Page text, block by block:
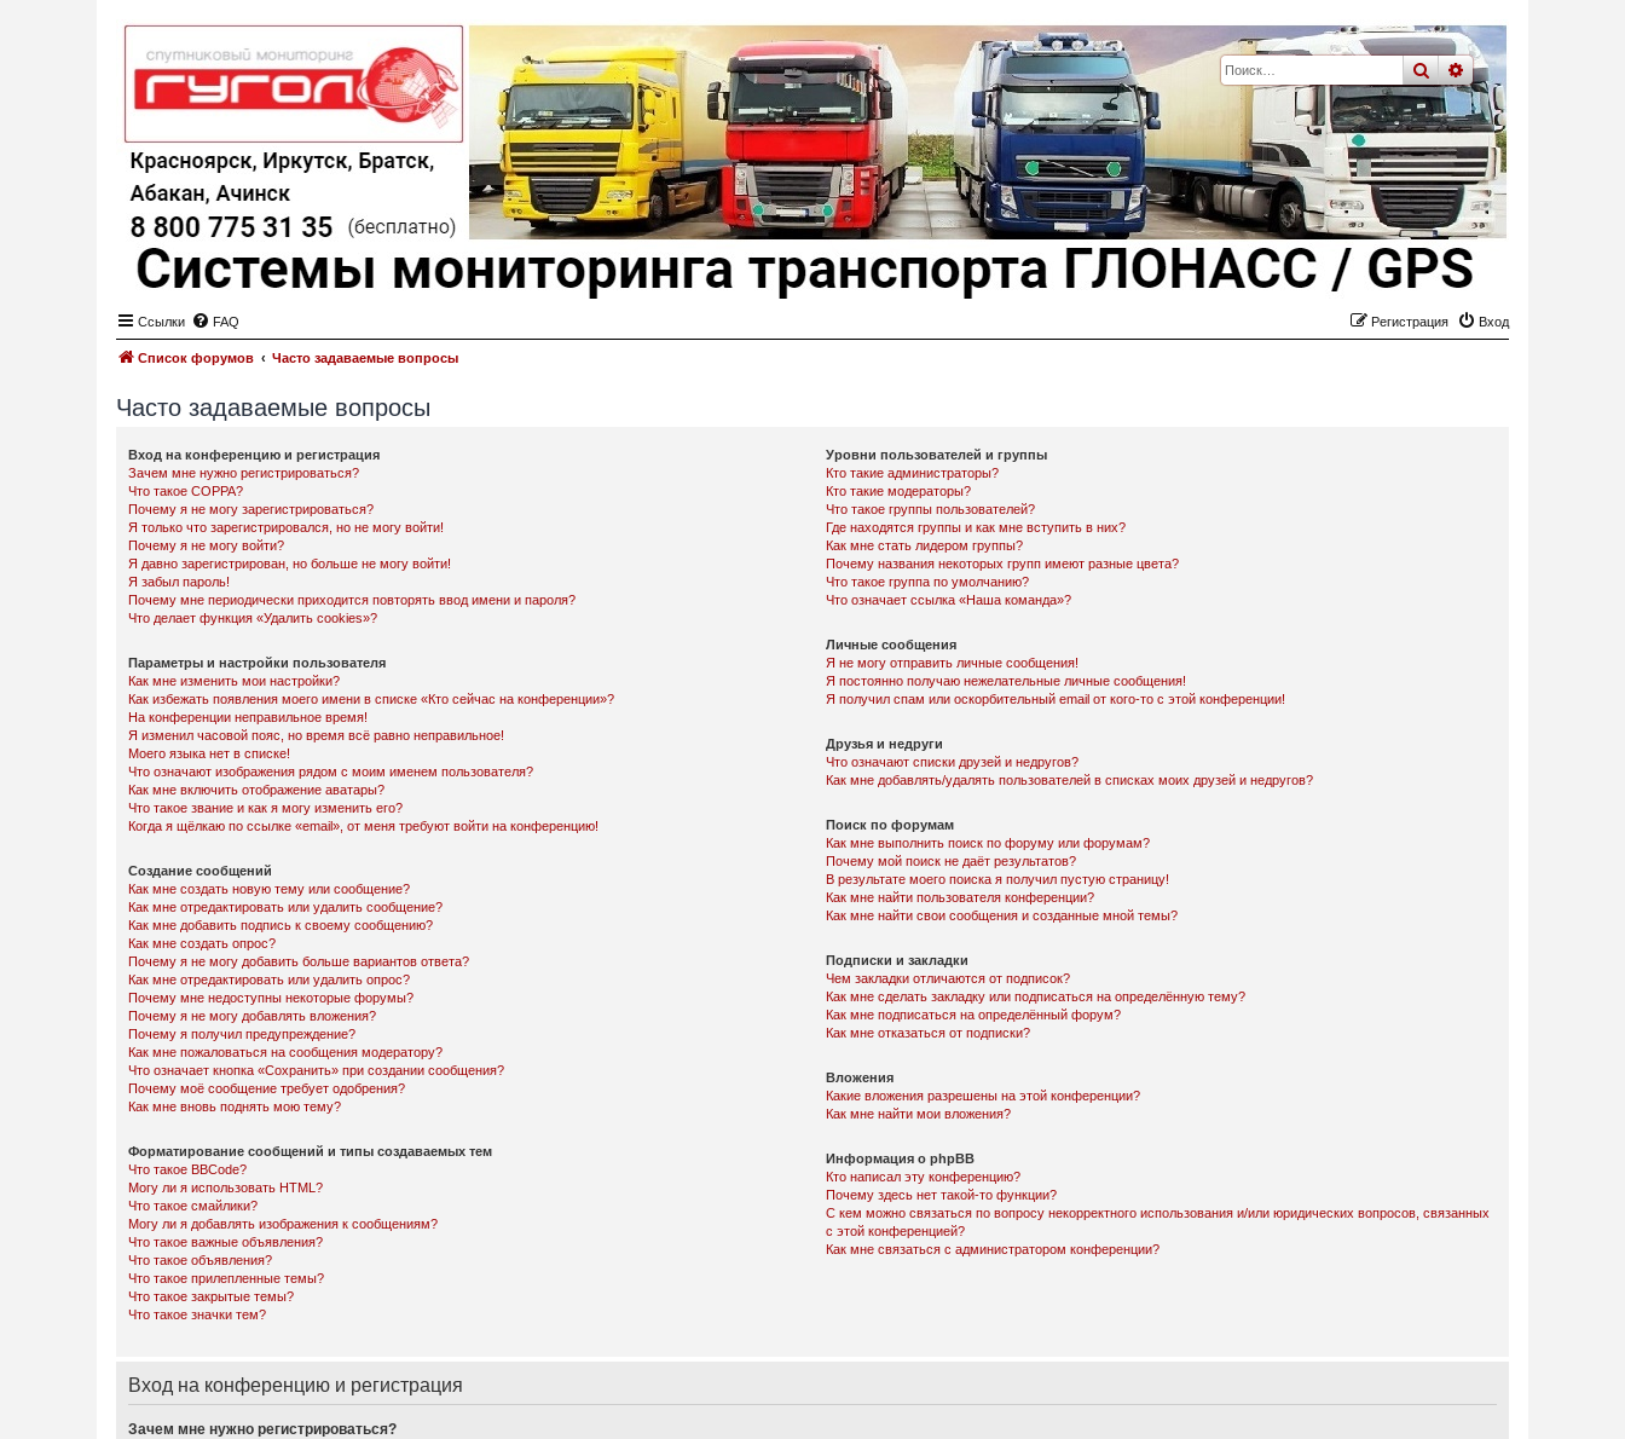
поискрасширенный
Ссылки FAQ Вход
Регистрация
Список форумов Часто задаваемые вопросы
Часто задаваемые вопросы
Вход на конференцию и регистрация
Зачем мне нужно регистрироваться?
Что такое COPPA?
Почему я не могу зарегистрироваться?
Я только что зарегистрировался, но не могу войти!
Почему я не могу войти?
Я давно зарегистрирован, но больше не могу войти!
Я забыл пароль!
Почему мне периодически приходится повторять ввод имени и пароля?
Что делает функция «Удалить cookies»?
Параметры и настройки пользователя
Как мне изменить мои настройки?
Как избежать появления моего имени в списке «Кто сейчас на конференции»?
На конференции неправильное время!
Я изменил часовой пояс, но время всё равно неправильное!
Моего языка нет в списке!
Что означают изображения рядом с моим именем пользователя?
Как мне включить отображение аватары?
Что такое звание и как я могу изменить его?
Когда я щёлкаю по ссылке «email», от меня требуют войти на конференцию!
Создание сообщений
Как мне создать новую тему или сообщение?
Как мне отредактировать или удалить сообщение?
Как мне добавить подпись к своему сообщению?
Как мне создать опрос?
Почему я не могу добавить больше вариантов ответа?
Как мне отредактировать или удалить опрос?
Почему мне недоступны некоторые форумы?
Почему я не могу добавлять вложения?
Почему я получил предупреждение?
Как мне пожаловаться на сообщения модератору?
Что означает кнопка «Сохранить» при создании сообщения?
Почему моё сообщение требует одобрения?
Как мне вновь поднять мою тему?
Форматирование сообщений и типы создаваемых тем
Что такое BBCode?
Могу ли я использовать HTML?
Что такое смайлики?
Могу ли я добавлять изображения к сообщениям?
Что такое важные объявления?
Что такое объявления?
Что такое прилепленные темы?
Что такое закрытые темы?
Что такое значки тем?
Уровни пользователей и группы
Кто такие администраторы?
Кто такие модераторы?
Что такое группы пользователей?
Где находятся группы и как мне вступить в них?
Как мне стать лидером группы?
Почему названия некоторых групп имеют разные цвета?
Что такое группа по умолчанию?
Что означает ссылка «Наша команда»?
Личные сообщения
Я не могу отправить личные сообщения!
Я постоянно получаю нежелательные личные сообщения!
Я получил спам или оскорбительный email от кого-то с этой конференции!
Друзья и недруги
Что означают списки друзей и недругов?
Как мне добавлять/удалять пользователей в списках моих друзей и недругов?
Поиск по форумам
Как мне выполнить поиск по форуму или форумам?
Почему мой поиск не даёт результатов?
В результате моего поиска я получил пустую страницу!
Как мне найти пользователя конференции?
Как мне найти свои сообщения и созданные мной темы?
Подписки и закладки
Чем закладки отличаются от подписок?
Как мне сделать закладку или подписаться на определённую тему?
Как мне подписаться на определённый форум?
Как мне отказаться от подписки?
Вложения
Какие вложения разрешены на этой конференции?
Как мне найти мои вложения?
Информация о phpBB
Кто написал эту конференцию?
Почему здесь нет такой-то функции?
С кем можно связаться по вопросу некорректного использования и/или юридических вопросов, связанных
с этой конференцией?
Как мне связаться с администратором конференции?
Вход на конференцию и регистрация
Зачем мне нужно регистрироваться?